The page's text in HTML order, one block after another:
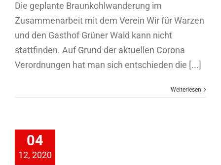
Die geplante Braunkohlwanderung im
Zusammenarbeit mit dem Verein Wir für Warzen
und den Gasthof Grüner Wald kann nicht
stattfinden. Auf Grund der aktuellen Corona
Verordnungen hat man sich entschieden die [...]
Weiterlesen
04
12, 2020
Jugend